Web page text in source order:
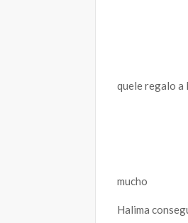
quele regalo a
mucho
Halima